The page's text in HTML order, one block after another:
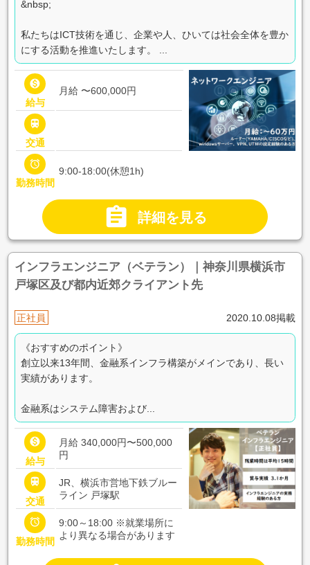
&nbsp;
私たちはICT技術を通じ、企業や人、ひいては社会全体を豊か
にする活動を推進いたします。 ...

給与
月給 〜600,000円

交通

勤務時間
9:00-18:00(休憩1h)
 詳細を見る
インフラエンジニア（ベテラン）｜神奈川県横浜市
戸塚区及び都内近郊クライアント先
正社員 2020.10.08掲載
《おすすめのポイント》
創立以来13年間、金融系インフラ構築がメインであり、長い
実績があります。
金融系はシステム障害および...

給与
月給 340,000円〜500,000
円

交通
JR、横浜市営地下鉄ブルー
ライン 戸塚駅

勤務時間
9:00～18:00 ※就業場所に
より異なる場合があります